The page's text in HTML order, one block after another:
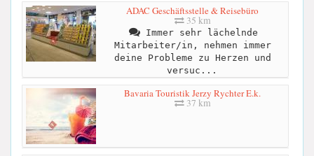
ADAC Geschäftsstelle & Reisebüro
35 km
Immer sehr lächelnde
Mitarbeiter/in, nehmen immer
deine Probleme zu Herzen und
versuc...
Bavaria Touristik Jerzy Rychter E.k.
37 km